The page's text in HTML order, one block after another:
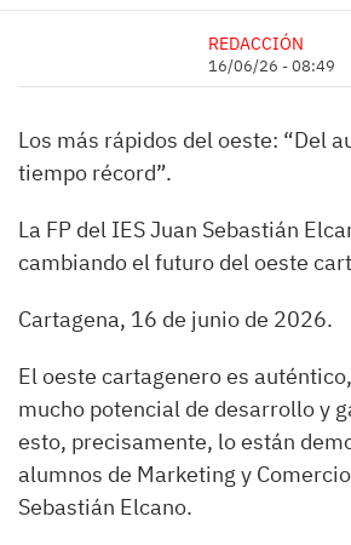
REDACCIÓN
16/06/26 - 08:49
Los más rápidos del oeste: “Del
tiempo récord”.
La FP del IES Juan Sebastián
cambiando el futuro del oeste
Cartagena, 16 de junio de 2026.
El oeste cartagenero es
mucho potencial de desarrollo y
esto, precisamente, lo están
alumnos de Marketing y
Sebastián Elcano.